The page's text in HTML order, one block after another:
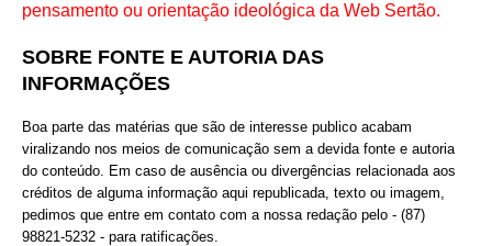
pensamento ou orientação ideológica da Web Sertão.
SOBRE FONTE E AUTORIA DAS
INFORMAÇÕES
Boa parte das matérias que são de interesse publico acabam
viralizando nos meios de comunicação sem a devida fonte e autoria
do conteúdo. Em caso de ausência ou divergências relacionada aos
créditos de alguma informação aqui republicada, texto ou imagem,
pedimos que entre em contato com a nossa redação pelo - (87)
98821-5232 - para ratificações.